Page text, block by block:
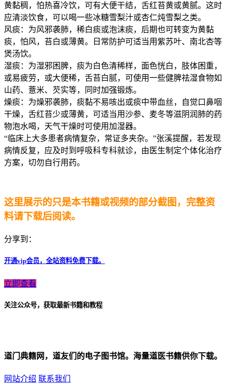
黄黏稠，怕热喜冷饮，可有大便干结，舌红苔黄或黄腻。这时
应清淡饮食，可以喝一些冰糖雪梨汁或杏仁炖雪梨之类。
风痰：为风邪袭肺，稀白痰或泡沫痰，后期也可转变为黄黏
痰，怕风，苔白或薄黄。日常防护可适当用紫苏叶、南北杏等
煲汤饮。
湿痰：为湿邪困脾，痰为白色清稀样，面色恍白，肢体困重，
或易疲劳，或大便稀，舌苔白腻，可使用一些健脾祛湿食物如
山药、薏米、芡实等，同时加强锻炼。
燥痰：为燥邪袭肺，痰黏不易咳出或痰中带血丝，自觉口鼻咽
干燥，舌红苔少或薄黄，可适当用沙参、麦冬等滋阴润肺的药
物泡水喝，天气干燥时可使用加湿器。
“临床上大多患者病情复杂，常证多夹杂。”张溪提醒，若发现
病情反复，应及时到呼吸科专科就诊，由医生制定个体化治疗
方案，切勿自行用药。
这里展示的只是本书籍或视频的部分截图，完整资
料请下载后阅读。
分享到：
开通vip会员，全站资料免费下载。
立即查看
关注公众号，获取最新书籍和教程
道门典籍网，道友们的电子图书馆。海量道医书籍供你下载。
网站介绍 联系我们